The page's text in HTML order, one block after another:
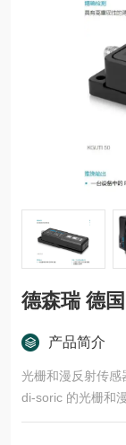
德森瑞 德
产品简介
光栅和漫反射传感
di-soric 的光栅和
领域开发了多种